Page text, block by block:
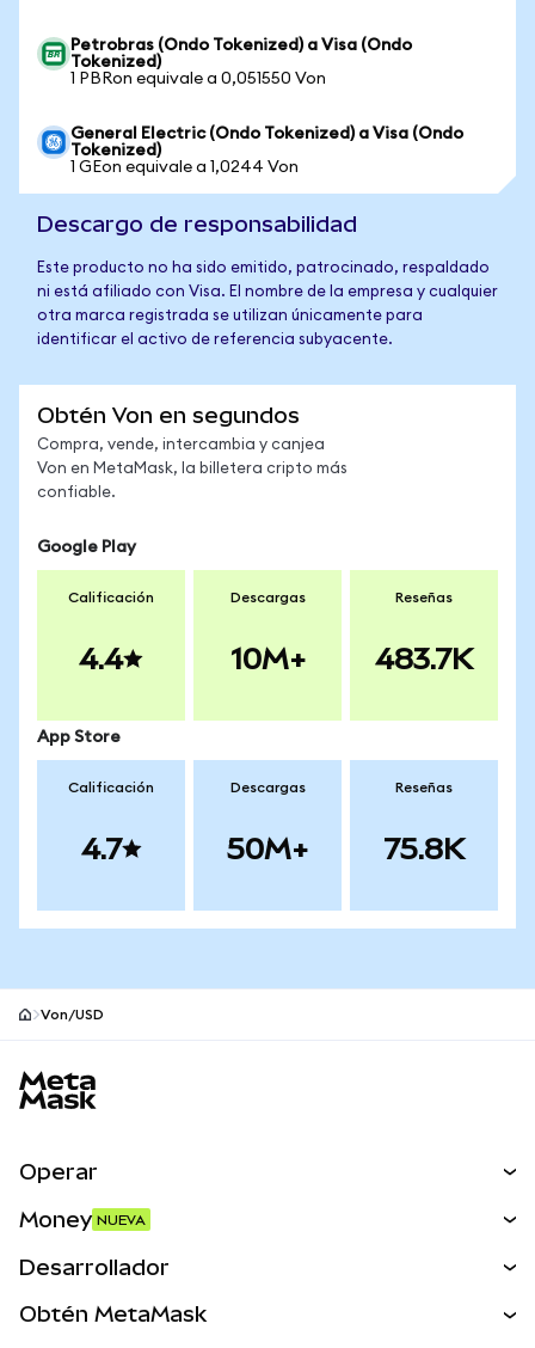
Petrobras (Ondo Tokenized) a Visa (Ondo
Tokenized)
1 PBRon equivale a 0,051550 Von
General Electric (Ondo Tokenized) a Visa (Ondo
Tokenized)
1 GEon equivale a 1,0244 Von
Descargo de responsabilidad
Este producto no ha sido emitido, patrocinado, respaldado
ni está afiliado con Visa. El nombre de la empresa y cualquier
otra marca registrada se utilizan únicamente para
identificar el activo de referencia subyacente.
Obtén Von en segundos
Compra, vende, intercambia y canjea
Von en MetaMask, la billetera cripto más
confiable.
Google Play
Calificación
4.4
Descargas
10M+
Reseñas
483.7K
App Store
Calificación
4.7
Descargas
50M+
Reseñas
75.8K
Von/USD
Operar
Activos del mundo real
Money NUEVA
Desarrollador
Obtén MetaMask